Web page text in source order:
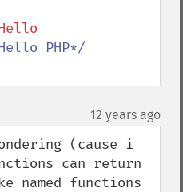
12 years ago
(cause i
can return
named functions